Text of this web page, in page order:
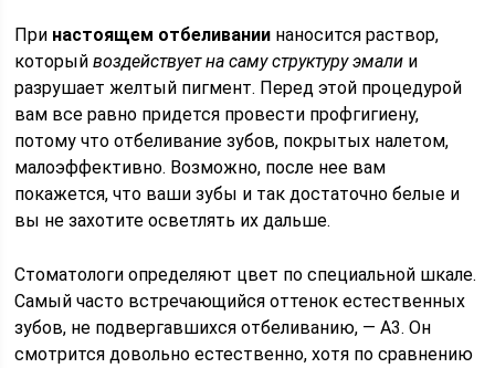
При настоящем отбеливании наносится раствор,
которыйвоздействует на саму структуру эмали и
разрушает желтый пигмент. Перед этой процедурой
вам все равно придется провести профгигиену,
потому что отбеливание зубов, покрытых налетом,
малоэффективно. Возможно, после нее вам
покажется, что ваши зубы и так достаточно белые и
вы не захотите осветлять их дальше.
Стоматологи определяют цвет по специальной шкале.
Самый часто встречающийся оттенок естественных
зубов, не подвергавшихся отбеливанию, — А3. Он
смотрится довольно естественно, хотя по сравнению